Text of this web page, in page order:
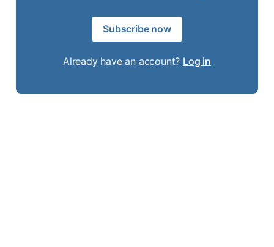
Subscribe now
Already have an account? Log in